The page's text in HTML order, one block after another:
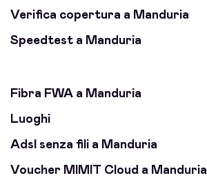
Verifica copertura a Manduria
Speedtest a Manduria
Fibra FWA a Manduria
Luoghi
Adsl senza fili a Manduria
Voucher MIMIT Cloud a Manduria